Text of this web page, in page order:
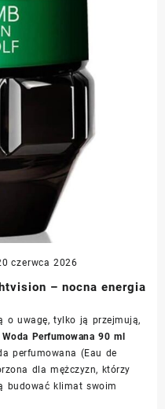
czerwca 2026
– nocna energia
o uwagę, tylko ją przejmują,
Perfumowana 90 ml
perfumowana (Eau de
dla mężczyzn, którzy
budować klimat swoim